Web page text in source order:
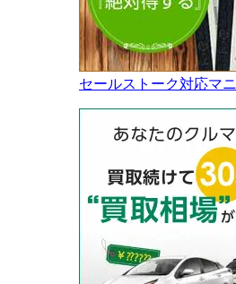
セールストーク対応マ